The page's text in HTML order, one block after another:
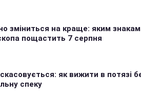
зміниться на краще: яким знакам
пощастить 7 серпня
як вижити в потязі
спеку